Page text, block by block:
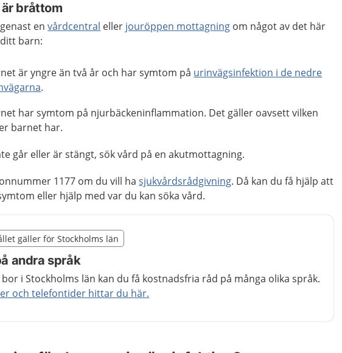
bråttom
envårdcentral eller jouröppen mottagning om något av det här
barn:
är yngre än två år och har symtom på urinvägsinfektion i de nedre
.
har symtom på njurbäckeninflammation. Det gäller oavsett vilken
barnet har.
går eller är stängt, sök vård på en akutmottagning.
1177 om du vill hasjukvårdsrådgivning. Då kan du få hjälp att
eller hjälp med var du kan söka vård.
innehåll gäller region Stockholms län
gäller för Stockholms län
andra språk
i Stockholms län kan du få kostnadsfria råd på många olika språk.
och telefontider hittar du här.
det regionala tillägget från region Stockholms län